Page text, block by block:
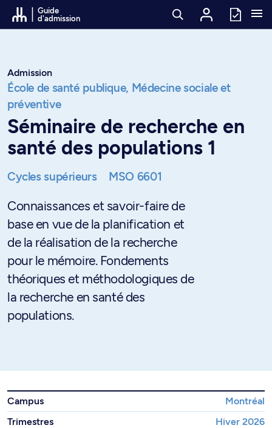
Passer au contenu
Guide
d'admission
Admission
École de santé publique, Médecine sociale et
préventive
Séminaire de recherche en
santé des populations 1
Cycles supérieurs MSO 6601
Connaissances et savoir-faire de
base en vue de la planification et
de la réalisation de la recherche
pour le mémoire. Fondements
théoriques et méthodologiques de
la recherche en santé des
populations.
Campus
Montréal
Trimestres
Hiver 2026